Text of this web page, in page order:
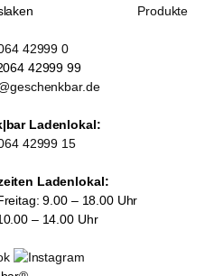
42999 0
42999 99
Ladenlokal:
42999 15
Ladenlokal:
9.00 – 18.00 Uhr
– 14.00 Uhr
Produkte